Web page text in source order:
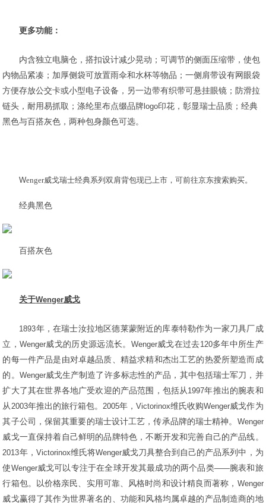
更多功能：
内含独立电脑仓，搭扣设计减少晃动；可调节的侧面压缩带，使包
内物品紧凑；加厚侧袋可放置雨伞和水杯等物品；一侧肩带设有网眼袋
方便存放公交卡或小型电子设备，另一边带有织带可悬挂眼镜；防滑拉
链头，耐用易抓取；涤纶里布点缀品牌 logo印花，彰显瑞士品质；经典
黑色与百搭灰色，两种包身颜色可选。
Wenger威戈瑞士经典系列双肩背包现已上市，可前往京东搜索购买。
经典黑色
百搭灰色
关于Wenger威戈
1893年，在瑞士汝拉地区德莱蒙附近的库泰特勒作为一家刀具厂成
立，Wenger威戈的历史源远流长。 Wenger威戈在过去120多年中所生产
的每一件产品是由对卓越品质、精益求精和杰出工艺的热爱所塑造而成
的。 Wenger威戈生产制造了许多标志性的产品，其中包括瑞士军刀，并
扩大了其在世界各地广受欢迎的产品范围，包括从1997年推出的腕表和
从2003年推出的旅行箱包。 2005年，Victorinox维氏收购Wenger威戈作为
其子公司，保留其重要的瑞士设计工艺，传承品牌的瑞士精神。 Wenger
威戈一直保持着自己鲜明的品牌特色，不断开发和完善自己的产品线。
2013年， Victorinox维氏将Wenger威戈刀具整合到自己的产品系列中，为
使Wenger威戈可以专注于在全球开发其最成功的两个品类——腕表和旅
行箱包。以价格亲民、实用可靠、风格时尚和设计精良而著称， Wenger
威戈赢得了其作为世界著名的、功能和风格均属卓越的产品制造商的地